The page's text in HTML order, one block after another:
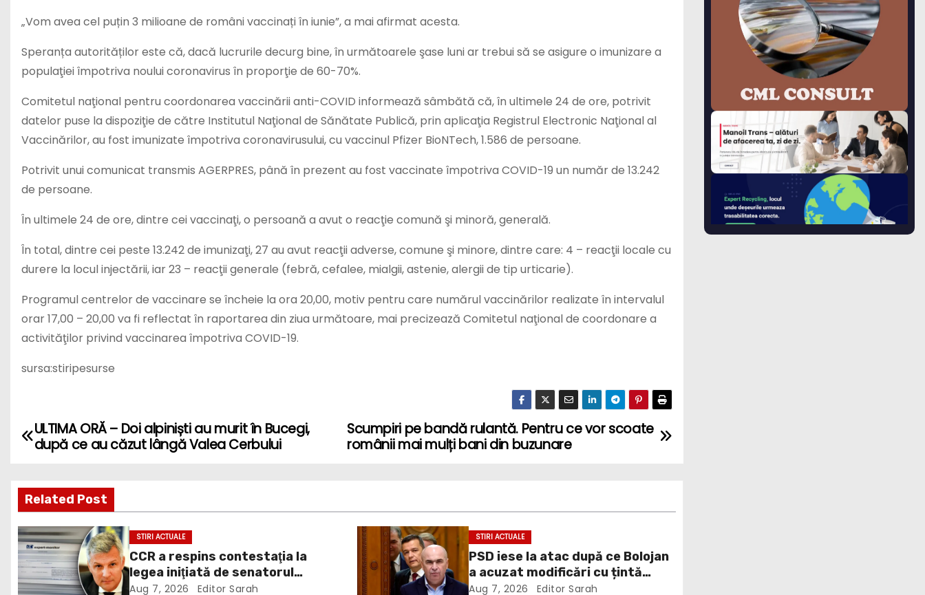
„Vom avea cel puțin 3 milioane de români vaccinați în iunie”, a mai afirmat acesta.
Speranța autorităților este că, dacă lucrurile decurg bine, în următoarele şase luni ar trebui să se asigure o imunizare a
populaţiei împotriva noului coronavirus în proporţie de 60-70%.
Comitetul naţional pentru coordonarea vaccinării anti-COVID informează sâmbătă că, în ultimele 24 de ore, potrivit
datelor puse la dispoziţie de către Institutul Naţional de Sănătate Publică, prin aplicaţia Registrul Electronic Naţional al
Vaccinărilor, au fost imunizate împotriva coronavirusului, cu vaccinul Pfizer BioNTech, 1.586 de persoane.
Potrivit unui comunicat transmis AGERPRES, până în prezent au fost vaccinate împotriva COVID-19 un număr de 13.242
de persoane.
În ultimele 24 de ore, dintre cei vaccinaţi, o persoană a avut o reacţie comună şi minoră, generală.
În total, dintre cei peste 13.242 de imunizaţi, 27 au avut reacţii adverse, comune şi minore, dintre care: 4 – reacţii locale cu
durere la locul injectării, iar 23 – reacţii generale (febră, cefalee, mialgii, astenie, alergii de tip urticarie).
Programul centrelor de vaccinare se încheie la ora 20,00, motiv pentru care numărul vaccinărilor realizate în intervalul
orar 17,00 – 20,00 va fi reflectat în raportarea din ziua următoare, mai precizează Comitetul naţional de coordonare a
activităţilor privind vaccinarea împotriva COVID-19.
sursa:stiripesurse
P
s
t
n
a
Scumpiri pe bandă rulantă. Pentru ce vor scoate
românii mai mulți bani din buzunare
ULTIMA ORĂ – Doi alpiniști au murit în Bucegi,
după ce au căzut lângă Valea Cerbului
Related Post
STIRI ACTUALE
CCR a respins contestaţia la
legea iniţiată de senatorul
Zamfir de la PSD, care permite
Aug 7, 2026 Editor Sarah
STIRI ACTUALE
PSD iese la atac după ce Bolojan
a acuzat modificări cu țintă
politică la Legea ANI: O minciună
Aug 7, 2026 Editor Sarah